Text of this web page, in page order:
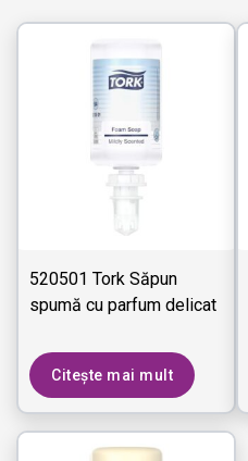
520501 Tork Săpun
spumă cu parfum delicat
Citește mai mult